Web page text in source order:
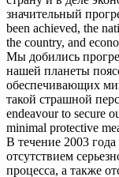
значительный
been achieved, the
the country, and
Мы добились
нашей планеты
обеспечивающих
такой страшной
endeavour to secure
minimal protective
В течение 2003
отсутствием
процесса, а также